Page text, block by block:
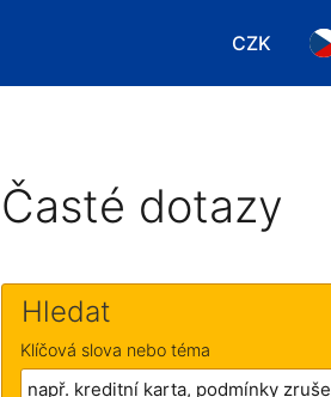
CZK
Vyberte
Časté dotazy
Hledat
Klíčová slova nebo téma